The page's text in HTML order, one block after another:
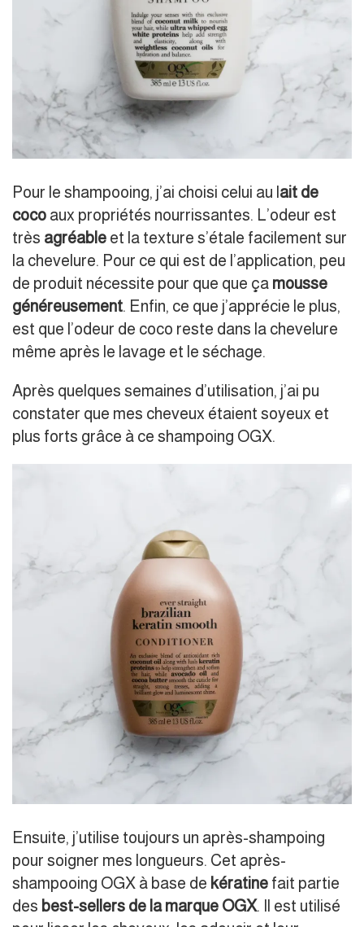
Pour le shampooing, j’ai choisi celui au l ait de
coco aux propriétés nourrissantes. L’odeur est
très agréable et la texture s’étale facilement sur
la chevelure. Pour ce qui est de l’application, peu
de produit nécessite pour que que ça mousse
généreusement. Enfin, ce que j’apprécie le plus,
est que l’odeur de coco reste dans la chevelure
même après le lavage et le séchage.
Après quelques semaines d’utilisation, j’ai pu
constater que mes cheveux étaient soyeux et
plus forts grâce à ce shampoing OGX.
Ensuite, j’utilise toujours un après-shampoing
pour soigner mes longueurs. Cet après-
shampooing OGX à base de kératine fait partie
des best-sellers de la marque OGX. Il est utilisé